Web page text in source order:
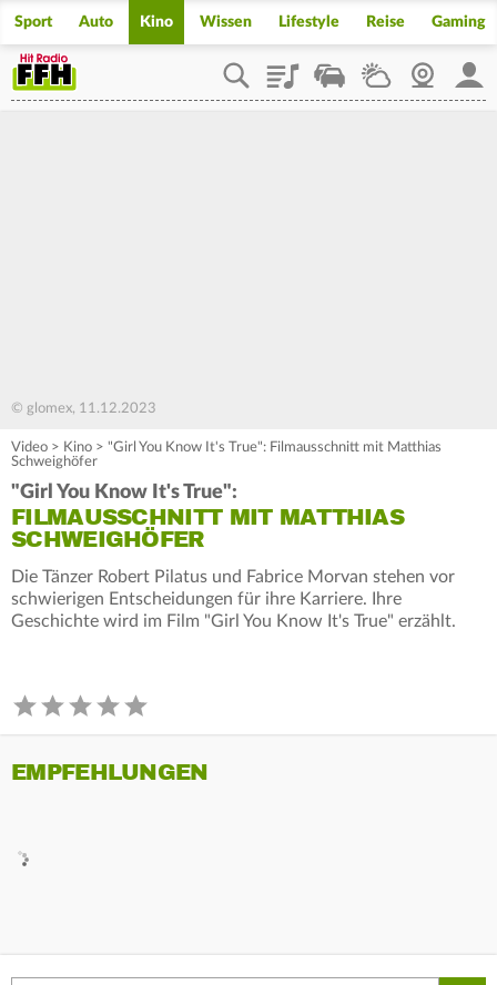
Sport Auto Kino Wissen Lifestyle Reise Gaming
PlaylistStaupilotWetterWebcam
© glomex, 11.12.2023
Video > Kino > "Girl You Know It's True": Filmausschnitt mit Matthias
Schweighöfer
"Girl You Know It's True":
FILMAUSSCHNITT MIT MATTHIAS
SCHWEIGHÖFER
Die Tänzer Robert Pilatus und Fabrice Morvan stehen vor
schwierigen Entscheidungen für ihre Karriere. Ihre
Geschichte wird im Film "Girl You Know It's True" erzählt.
EMPFEHLUNGEN